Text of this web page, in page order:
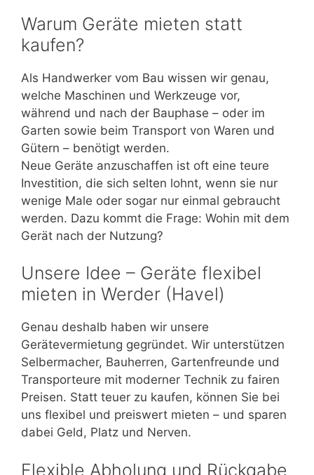
Warum Geräte mieten statt
kaufen?
Als Handwerker vom Bau wissen wir genau,
welche Maschinen und Werkzeuge vor,
während und nach der Bauphase – oder im
Garten sowie beim Transport von Waren und
Gütern – benötigt werden.
Neue Geräte anzuschaffen ist oft eine teure
Investition, die sich selten lohnt, wenn sie nur
wenige Male oder sogar nur einmal gebraucht
werden. Dazu kommt die Frage: Wohin mit dem
Gerät nach der Nutzung?
Unsere Idee – Geräte flexibel
mieten in Werder (Havel)
Genau deshalb haben wir unsere
Gerätevermietung gegründet. Wir unterstützen
Selbermacher, Bauherren, Gartenfreunde und
Transporteure mit moderner Technik zu fairen
Preisen. Statt teuer zu kaufen, können Sie bei
uns flexibel und preiswert mieten – und sparen
dabei Geld, Platz und Nerven.
Flexible Abholung und Rückgabe